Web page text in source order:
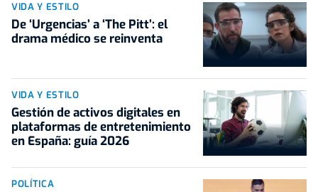
VIDA Y ESTILO
De ‘Urgencias’ a ‘The Pitt’: el
drama médico se reinventa
VIDA Y ESTILO
Gestión de activos digitales en
plataformas de entretenimiento
en España: guía 2026
POLÍTICA